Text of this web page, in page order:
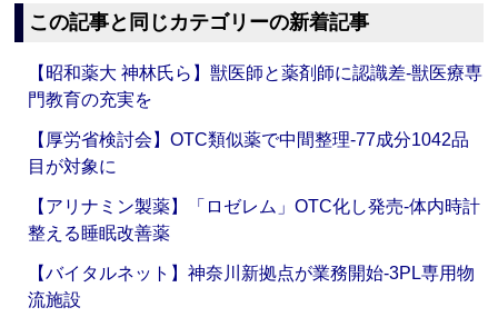
この記事と同じカテゴリーの新着記事
【昭和薬大 神林氏ら】獣医師と薬剤師に認識差‐獣医療専
門教育の充実を
【厚労省検討会】OTC類似薬で中間整理‐77成分1042品
目が対象に
【アリナミン製薬】「ロゼレム」OTC化し発売‐体内時計
整える睡眠改善薬
【バイタルネット】神奈川新拠点が業務開始‐3PL専用物
流施設